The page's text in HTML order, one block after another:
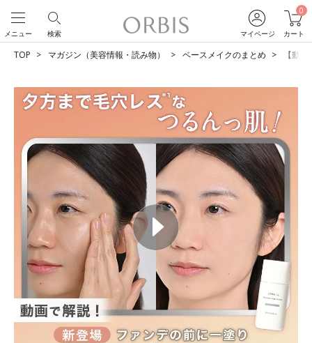
マイページ
0
カート
検索
メニュー
TOP マガジン（美容情報・読み物） ベースメイクのまとめ 【動